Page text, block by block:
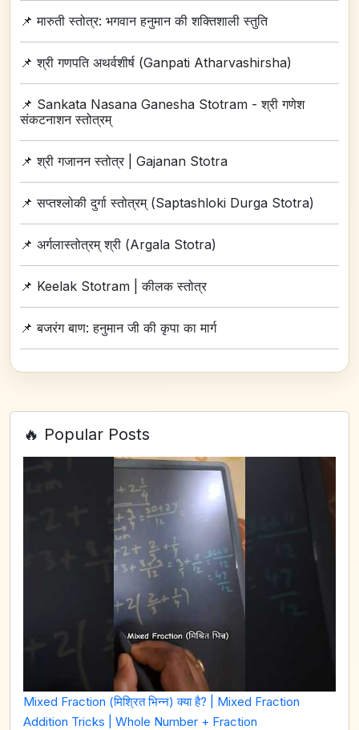
📌मारुती स्तोत्र: भगवान हनुमान की शक्तिशाली स्तुति
📌श्री गणपति अथर्वशीर्ष (Ganpati Atharvashirsha)
📌 Sankata Nasana Ganesha Stotram - श्री गणेश
संकटनाशन स्तोत्रम्
📌श्री गजानन स्तोत्र | Gajanan Stotra
📌सप्तश्लोकी दुर्गा स्तोत्रम् (Saptashloki Durga Stotra)
📌 अर्गलास्तोत्रम् श्री (Argala Stotra)
📌 Keelak Stotram | कीलक स्तोत्र
📌बजरंग बाण: हनुमान जी की कृपा का मार्ग
🔥 Popular Posts
Mixed Fraction (मिश्रित भिन्न) क्या है? | Mixed Fraction
Addition Tricks | Whole Number + Fraction